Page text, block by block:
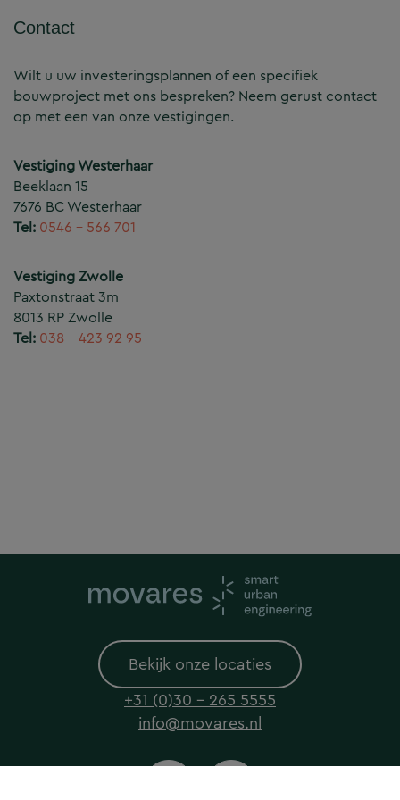
Contact
Wilt u uw investeringsplannen of een specifiek
bouwproject met ons bespreken? Neem gerust contact
op met een van onze vestigingen.
Vestiging Westerhaar
Beeklaan 15
7676 BC Westerhaar
Tel: 0546 – 566 701
Vestiging Zwolle
Paxtonstraat 3m
8013 RP Zwolle
Tel: 038 – 423 92 95
Bekijk onze locaties
+31 (0)30 - 265 5555
info@movares.nl